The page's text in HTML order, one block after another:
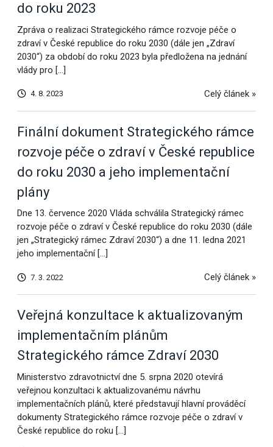
do roku 2023
Zpráva o realizaci Strategického rámce rozvoje péče o
zdraví v České republice do roku 2030 (dále jen „Zdraví
2030“) za období do roku 2023 byla předložena na jednání
vlády pro […]
4. 8. 2023 Celý článek »
Finální dokument Strategického rámce
rozvoje péče o zdraví v České republice
do roku 2030 a jeho implementační
plány
Dne 13. července 2020 Vláda schválila Strategický rámec
rozvoje péče o zdraví v České republice do roku 2030 (dále
jen „Strategický rámec Zdraví 2030“) a dne 11. ledna 2021
jeho implementační […]
7. 3. 2022 Celý článek »
Veřejná konzultace k aktualizovaným
implementačním plánům
Strategického rámce Zdraví 2030
Ministerstvo zdravotnictví dne 5. srpna 2020 otevírá
veřejnou konzultaci k aktualizovanému návrhu
implementačních plánů, které představují hlavní prováděcí
dokumenty Strategického rámce rozvoje péče o zdraví v
České republice do roku […]